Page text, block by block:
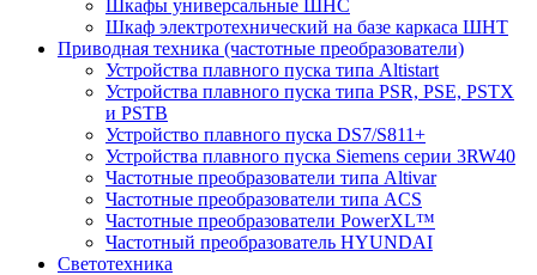
Шкафы универсальные ШНС
Шкаф электротехнический на базе каркаса ШНТ
Приводная техника (частотные преобразователи)
Устройства плавного пуска типа Altistart
Устройства плавного пуска типа PSR, PSE, PSTX
и PSTB
Устройство плавного пуска DS7/S811+
Устройства плавного пуска Siemens серии 3RW40
Частотные преобразователи типа Altivar
Частотные преобразователи типа ACS
Частотные преобразователи PowerXL™
Частотный преобразователь HYUNDAI
Светотехника